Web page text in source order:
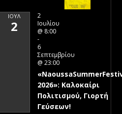
ΙΟΎΛ
2
2
Ιουλίου
@ 8:00
-
6
Σεπτεμβρίου
@ 23:00
2026»: Καλοκαίρι
Πολιτισμού, Γιορτή
Γεύσεων!